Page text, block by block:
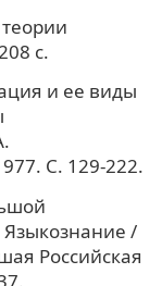
с.
и ее виды
С. 129-222.
/
Российская